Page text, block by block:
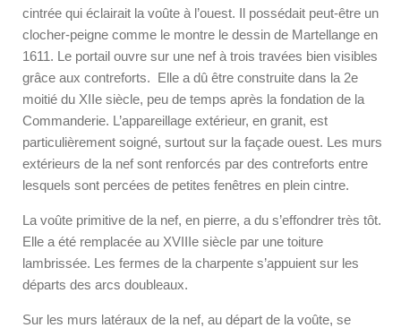
cintrée qui éclairait la voûte à l’ouest. Il possédait peut-être un
clocher-peigne comme le montre le dessin de Martellange en
1611. Le portail ouvre sur une nef à trois travées bien visibles
grâce aux contreforts. Elle a dû être construite dans la 2e
moitié du XIIe siècle, peu de temps après la fondation de la
Commanderie. L’appareillage extérieur, en granit, est
particulièrement soigné, surtout sur la façade ouest. Les murs
extérieurs de la nef sont renforcés par des contreforts entre
lesquels sont percées de petites fenêtres en plein cintre.
La voûte primitive de la nef, en pierre, a du s’effondrer très tôt.
Elle a été remplacée au XVIIIe siècle par une toiture
lambrissée. Les fermes de la charpente s’appuient sur les
départs des arcs doubleaux.
Sur les murs latéraux de la nef, au départ de la voûte, se